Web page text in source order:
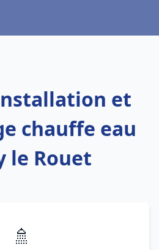
et
chauffe eau
le Rouet
🚿